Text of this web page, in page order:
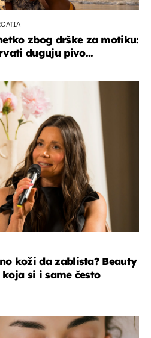
zbog drške za motiku:
duguju pivo...
koži da zablista? Beauty
si i same često